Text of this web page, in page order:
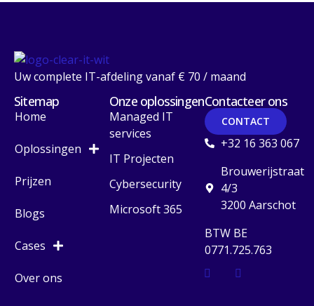
Uw complete IT-afdeling vanaf € 70 / maand
Sitemap
Home
Oplossingen
Prijzen
Blogs
Cases
Over ons
Onze oplossingen
Managed IT
services
IT Projecten
Cybersecurity
Microsoft 365
Contacteer ons
CONTACT
+32 16 363 067
Brouwerijstraat
4/3
3200 Aarschot
BTW BE
0771.725.763